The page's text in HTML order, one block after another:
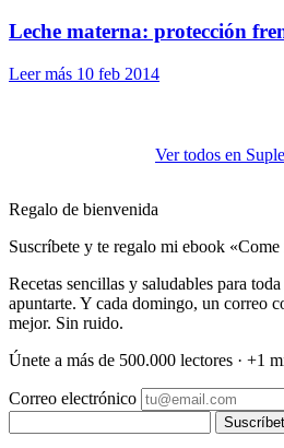
Leche materna: protección
Leer más 10 feb 2014
Ver todos en
Regalo de bienvenida
Suscríbete y te regalo mi ebook
Recetas sencillas y saludables para
apuntarte. Y cada domingo, un correo
mejor. Sin ruido.
Únete a más de 500.000 lectores · +1
Correo electrónico